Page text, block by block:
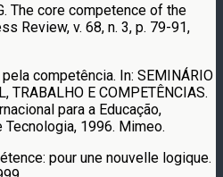
The core competence of the
Review, v. 68, n. 3, p. 79-91,
competência. In: SEMINÁRIO
TRABALHO E COMPETÊNCIAS.
para a Educação,
Tecnologia, 1996. Mimeo.
pour une nouvelle logique.